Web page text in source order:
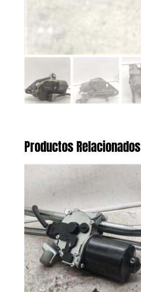
Productos Relacionados